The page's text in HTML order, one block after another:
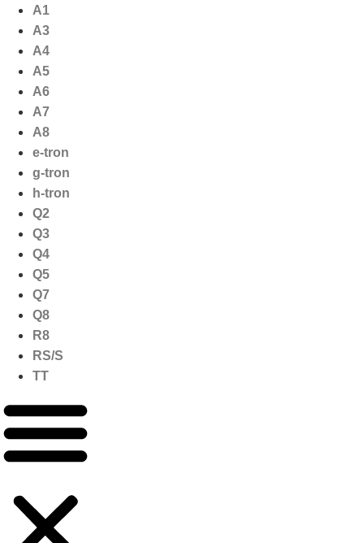
naar
inhoud
A1
A3
A4
A5
A6
A7
A8
e-tron
g-tron
h-tron
Q2
Q3
Q4
Q5
Q7
Q8
R8
RS/S
TT